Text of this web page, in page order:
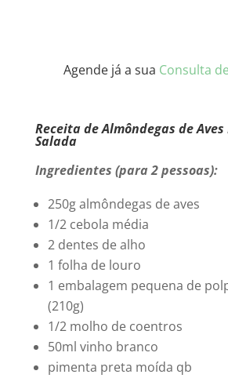
Agende já a sua Consulta
Receita de Almôndegas de
Salada
Ingredientes (para 2 pessoas):
250g almôndegas de aves
1/2 cebola média
2 dentes de alho
1 folha de louro
1 embalagem pequena de
(210g)
1/2 molho de coentros
50ml vinho branco
pimenta preta moída qb